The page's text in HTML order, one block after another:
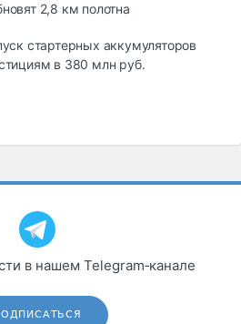
2,8 км полотна
стартерных аккумуляторов
в 380 млн руб.
в нашем Telegram‑канале